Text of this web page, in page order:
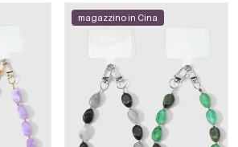
magazzino in Cina